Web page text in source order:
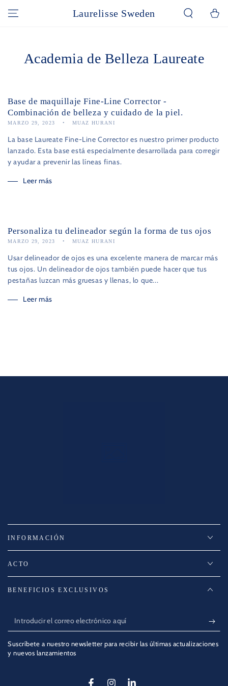
IR AL CONTENIDOLaurelisse Sweden Carrito
Academia de Belleza Laureate
Base de maquillaje Fine-Line Corrector -
Combinación de belleza y cuidado de la piel.
MARZO 29, 2023 MUAZ HURANI
La base Laureate Fine-Line Corrector es nuestro primer producto
lanzado. Esta base está especialmente desarrollada para corregir
y ayudar a prevenir las líneas finas.
Leer más
Personaliza tu delineador según la forma de tus ojos
MARZO 29, 2023 MUAZ HURANI
Usar delineador de ojos es una excelente manera de marcar más
tus ojos. Un delineador de ojos también puede hacer que tus
pestañas luzcan más gruesas y llenas, lo que...
Leer más
INFORMACIÓN
ACTO
BENEFICIOS EXCLUSIVOS
Introducir
el
correo
Suscríbete a nuestro newsletter para recibir las últimas actualizaciones
y nuevos lanzamientos